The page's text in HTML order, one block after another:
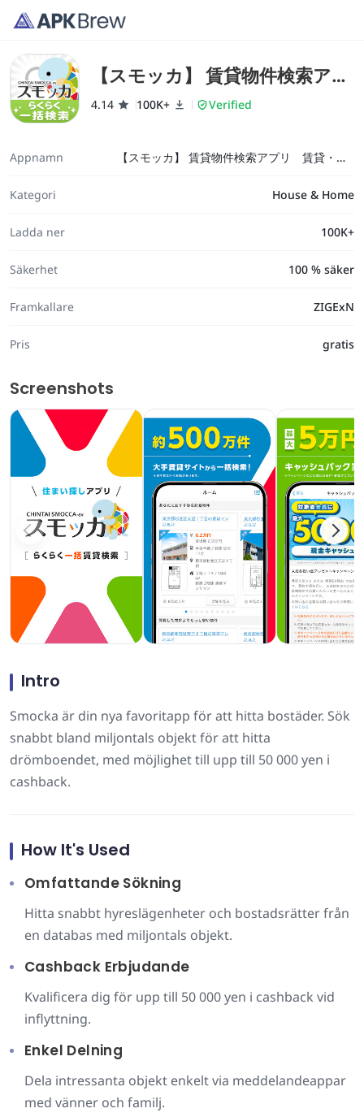
【スモッカ】 賃貸物件検索アプ
リ 賃貸・物件・家・部屋探し
4.14 100K+ Verified
Appnamn 【スモッカ】 賃貸物件検索アプリ 賃貸・物件・家・部屋探し
Kategori House & Home
Ladda ner 100K+
Säkerhet 100 % säker
Framkallare ZIGExN
Pris gratis
Screenshots
Intro
Smocka är din nya favoritapp för att hitta bostäder. Sök
snabbt bland miljontals objekt för att hitta
drömboendet, med möjlighet till upp till 50 000 yen i
cashback.
How It's Used
Omfattande Sökning
Hitta snabbt hyreslägenheter och bostadsrätter från
en databas med miljontals objekt.
Cashback Erbjudande
Kvalificera dig för upp till 50 000 yen i cashback vid
inflyttning.
Enkel Delning
Dela intressanta objekt enkelt via meddelandeappar
med vänner och familj.